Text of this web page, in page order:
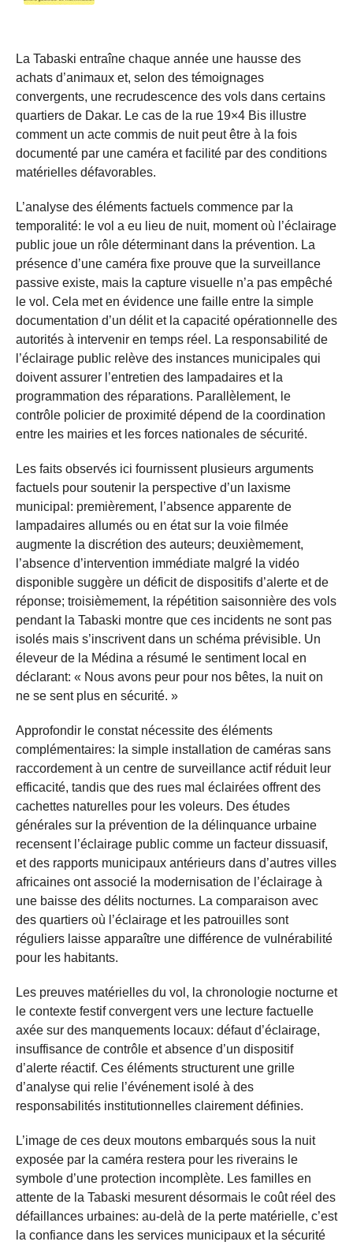
La Tabaski entraîne chaque année une hausse des
achats d’animaux et, selon des témoignages
convergents, une recrudescence des vols dans certains
quartiers de Dakar. Le cas de la rue 19×4 Bis illustre
comment un acte commis de nuit peut être à la fois
documenté par une caméra et facilité par des conditions
matérielles défavorables.
L’analyse des éléments factuels commence par la
temporalité: le vol a eu lieu de nuit, moment où l’éclairage
public joue un rôle déterminant dans la prévention. La
présence d’une caméra fixe prouve que la surveillance
passive existe, mais la capture visuelle n’a pas empêché
le vol. Cela met en évidence une faille entre la simple
documentation d’un délit et la capacité opérationnelle des
autorités à intervenir en temps réel. La responsabilité de
l’éclairage public relève des instances municipales qui
doivent assurer l’entretien des lampadaires et la
programmation des réparations. Parallèlement, le
contrôle policier de proximité dépend de la coordination
entre les mairies et les forces nationales de sécurité.
Les faits observés ici fournissent plusieurs arguments
factuels pour soutenir la perspective d’un laxisme
municipal: premièrement, l’absence apparente de
lampadaires allumés ou en état sur la voie filmée
augmente la discrétion des auteurs; deuxièmement,
l’absence d’intervention immédiate malgré la vidéo
disponible suggère un déficit de dispositifs d’alerte et de
réponse; troisièmement, la répétition saisonnière des vols
pendant la Tabaski montre que ces incidents ne sont pas
isolés mais s’inscrivent dans un schéma prévisible. Un
éleveur de la Médina a résumé le sentiment local en
déclarant: « Nous avons peur pour nos bêtes, la nuit on
ne se sent plus en sécurité. »
Approfondir le constat nécessite des éléments
complémentaires: la simple installation de caméras sans
raccordement à un centre de surveillance actif réduit leur
efficacité, tandis que des rues mal éclairées offrent des
cachettes naturelles pour les voleurs. Des études
générales sur la prévention de la délinquance urbaine
recensent l’éclairage public comme un facteur dissuasif,
et des rapports municipaux antérieurs dans d’autres villes
africaines ont associé la modernisation de l’éclairage à
une baisse des délits nocturnes. La comparaison avec
des quartiers où l’éclairage et les patrouilles sont
réguliers laisse apparaître une différence de vulnérabilité
pour les habitants.
Les preuves matérielles du vol, la chronologie nocturne et
le contexte festif convergent vers une lecture factuelle
axée sur des manquements locaux: défaut d’éclairage,
insuffisance de contrôle et absence d’un dispositif
d’alerte réactif. Ces éléments structurent une grille
d’analyse qui relie l’événement isolé à des
responsabilités institutionnelles clairement définies.
L’image de ces deux moutons embarqués sous la nuit
exposée par la caméra restera pour les riverains le
symbole d’une protection incomplète. Les familles en
attente de la Tabaski mesurent désormais le coût réel des
défaillances urbaines: au-delà de la perte matérielle, c’est
la confiance dans les services municipaux et la sécurité